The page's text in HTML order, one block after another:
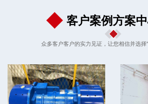
客户案例方案
众多客户客户的实力见证，让您相信并选择